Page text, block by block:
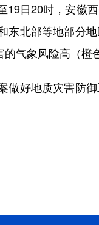
日20时，安徽西
东北部等地部分
气象风险高（橙
好地质灾害防